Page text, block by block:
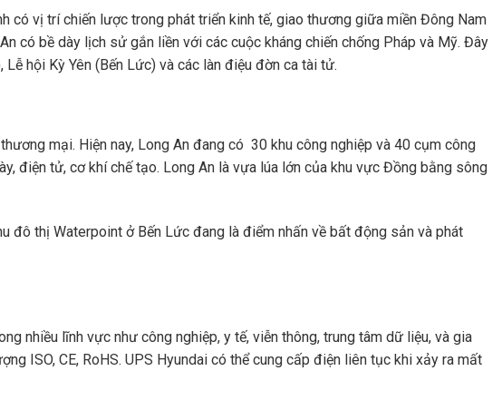
có vị trí chiến lược trong phát triển kinh tế, giao thương giữa miền Đông Nam
có bề dày lịch sử gắn liền với các cuộc kháng chiến chống Pháp và Mỹ. Đây
hội Kỳ Yên (Bến Lức) và các làn điệu đờn ca tài tử.
mại. Hiện nay, Long An đang có 30 khu công nghiệp và 40 cụm công
điện tử, cơ khí chế tạo. Long An là vựa lúa lớn của khu vực Đồng bằng sông
đô thị Waterpoint ở Bến Lức đang là điểm nhấn về bất động sản và phát
nhiều lĩnh vực như công nghiệp, y tế, viễn thông, trung tâm dữ liệu, và gia
ISO, CE, RoHS. UPS Hyundai có thể cung cấp điện liên tục khi xảy ra mất